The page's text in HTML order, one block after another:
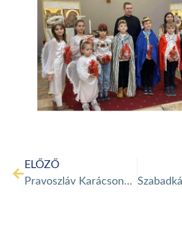
ELŐZŐ
Pravoszláv Karácsony a Kalunba Nonprofit Kft-vel